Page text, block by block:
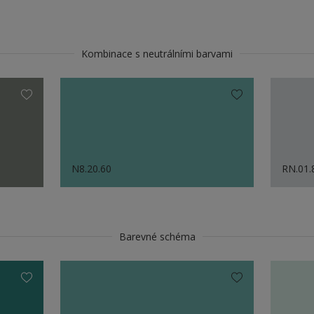
Kombinace s neutrálními barvami
N8.20.60
Barevné schéma